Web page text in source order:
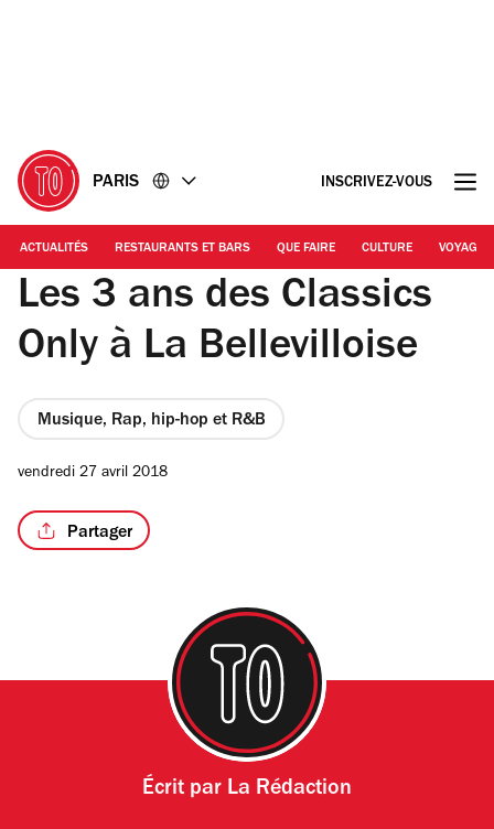
PARIS INSCRIVEZ-VOUS
ACTUALITÉS RESTAURANTS ET BARS QUE FAIRE CULTURE VOYAGE
Les 3 ans des Classics
Only à La Bellevilloise
Musique, Rap, hip-hop et R&B
vendredi 27 avril 2018
Partager
Écrit par La Rédaction